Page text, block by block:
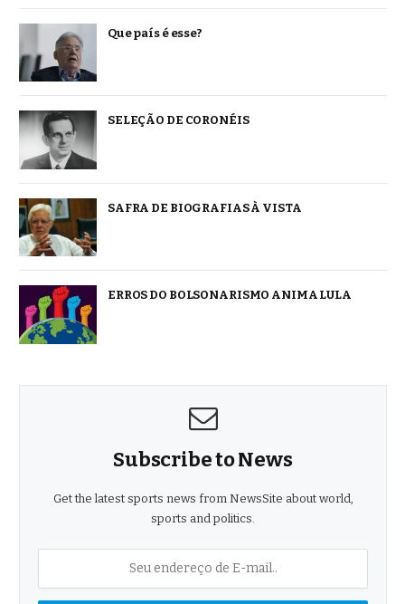
Que país é esse?
SELEÇÃO DE CORONÉIS
SAFRA DE BIOGRAFIAS À VISTA
ERROS DO BOLSONARISMO ANIMA LULA
Subscribe to News
Get the latest sports news from NewsSite about world,
sports and politics.